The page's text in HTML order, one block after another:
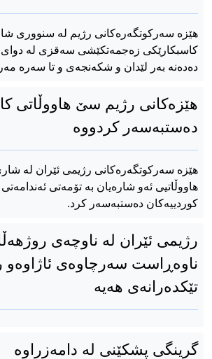
هێزە سەرکوتگەرەکانی رژیم لە سنووری
کاسبکارێکی زەجمەتکێشی سەقزی لە دوای
دەدەنە بەر لێدان و شکەنجەی و تا سەرە
هێزەکانی رژیم سێ هاووڵاتی
دەستبەسەر کردووە
هێزە سەرکوتگەرەکانی رژیمی ئێران لە
هاووڵاتیی ئەو شارەیان بە تۆمەتی
کوردییەکان دەستبەسەر کرد.
رژیمی ئێران لە ناوچەی
ناوەڕاست سەرچاوەی ئاژاوەو
تێکدەرانەی هەیە
گرینگی پشکێنی لە دامەزراوە